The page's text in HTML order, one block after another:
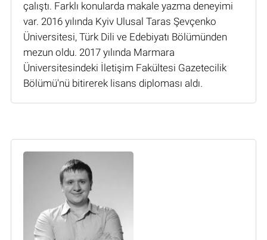
çalıştı. Farklı konularda makale yazma deneyimi
var. 2016 yılında Kyiv Ulusal Taras Şevçenko
Üniversitesi, Türk Dili ve Edebiyatı Bölümünden
mezun oldu. 2017 yılında Marmara
Üniversitesindeki İletişim Fakültesi Gazetecilik
Bölümü'nü bitirerek lisans diploması aldı.